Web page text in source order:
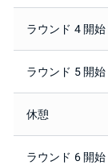
ラウンド 4 開始
ラウンド 5 開始
休憩
ラウンド 6 開始